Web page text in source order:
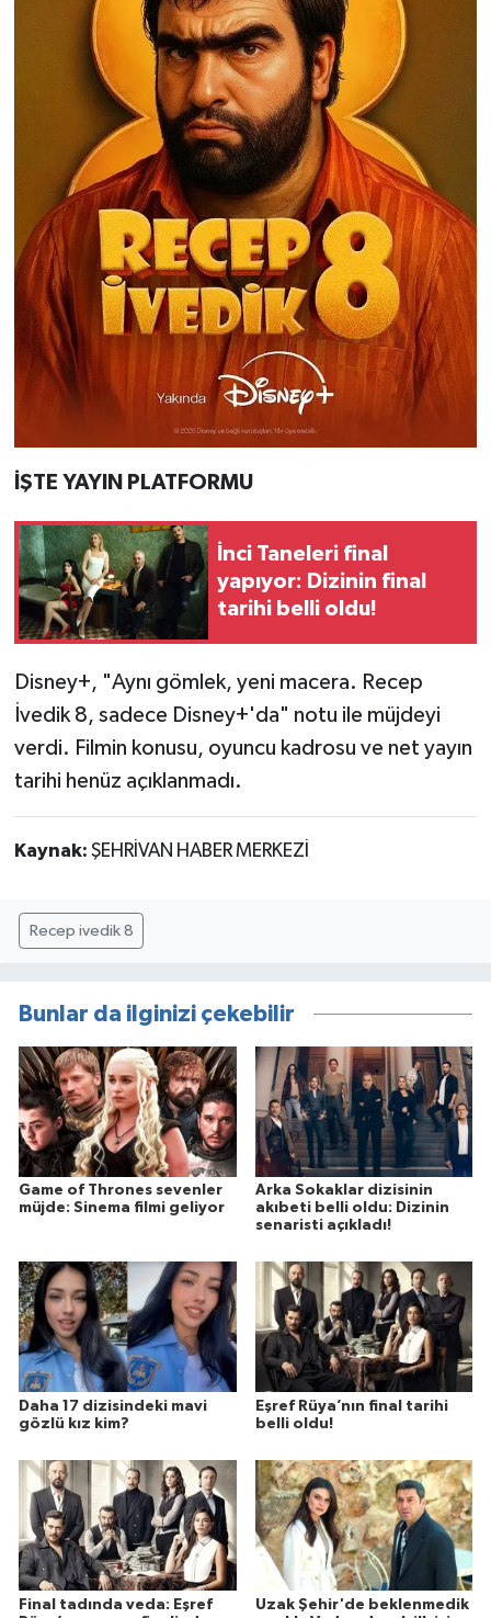
İŞTE YAYIN PLATFORMU
İnci Taneleri final
yapıyor: Dizinin final
tarihi belli oldu!
Disney+, "Aynı gömlek, yeni macera. Recep
İvedik 8, sadece Disney+'da" notu ile müjdeyi
verdi. Filmin konusu, oyuncu kadrosu ve net yayın
tarihi henüz açıklanmadı.
Kaynak: ŞEHRİVAN HABER MERKEZİ
Recep ivedik 8
Bunlar da ilginizi çekebilir
Game of Thrones sevenler
müjde: Sinema filmi geliyor
Arka Sokaklar dizisinin
akıbeti belli oldu: Dizinin
senaristi açıkladı!
Daha 17 dizisindeki mavi
gözlü kız kim?
Eşref Rüya’nın final tarihi
belli oldu!
Final tadında veda: Eşref
Uzak Şehir'de beklenmedik